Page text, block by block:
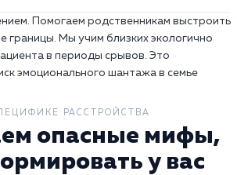
Помогаем родственникам выстроить
границы. Мы учим близких экологично
в периоды срывов. Это
эмоционального шантажа в семье
РАССТРОЙСТВА
опасные мифы,
у вас